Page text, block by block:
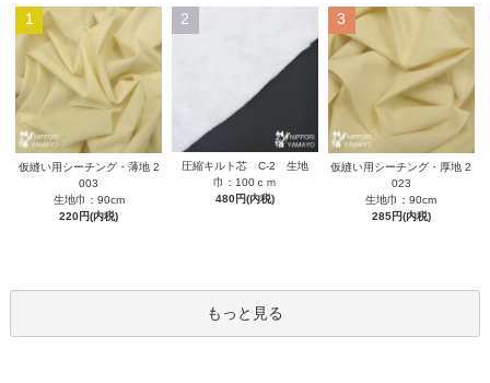
1
仮縫い用シーチング・薄地 2
003
生地巾：90cm
220円(内税)
2
圧縮キルト芯 C-2 生地
巾：100ｃｍ
480円(内税)
3
仮縫い用シーチング・厚地 2
023
生地巾：90cm
285円(内税)
もっと見る